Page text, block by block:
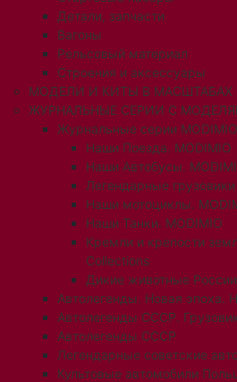
Детали, запчасти
Вагоны
Рельсовый материал
Строения и аксессуары
МОДЕЛИ И КИТЫ В МАСШТАБАХ
ЖУРНАЛЬНЫЕ СЕРИИ С
Журнальные серии
Наши Поезда. MODIMIO
Наши Автобусы.
Легендарные
Наши мотоциклы.
Наши Танки. MODIMIO
Кремли и крепости
Collections
Дикие животные России
Автолегенды. Новая эпоха.
Автолегенды СССР.
Автолегенды СССР
Легендарные советские
Культовые автомобили